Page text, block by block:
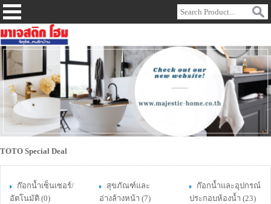
TOTO Special Deal
ก๊อกน้ำเซ็นเซอร์/
อัตโนมัติ (0)
สุขภัณฑ์และ
อ่างล้างหน้า (7)
ก๊อกน้ำและอุปกรณ์
ประกอบห้องน้ำ (23)